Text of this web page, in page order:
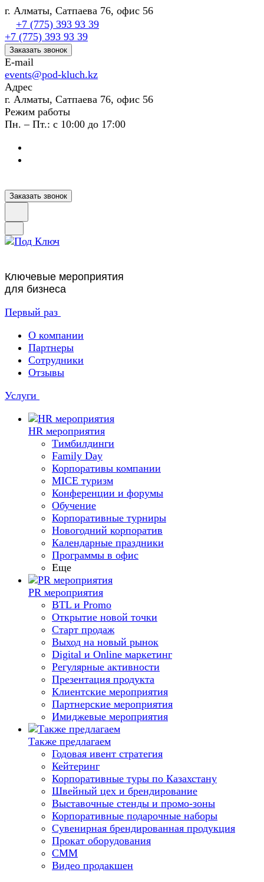
г. Алматы, Сатпаева 76, офис 56
+7 (775) 393 93 39
+7 (775) 393 93 39
Заказать звонок
E-mail
events@pod-kluch.kz
Адрес
г. Алматы, Сатпаева 76, офис 56
Режим работы
Пн. – Пт.: с 10:00 до 17:00
Заказать звонок
Ключевые мероприятия
для бизнеса
Первый раз
О компании
Партнеры
Сотрудники
Отзывы
Услуги
HR мероприятия
Тимбилдинги
Family Day
Корпоративы компании
MICE туризм
Конференции и форумы
Обучение
Корпоративные турниры
Новогодний корпоратив
Календарные праздники
Программы в офис
Еще
PR мероприятия
BTL и Promo
Открытие новой точки
Старт продаж
Выход на новый рынок
Digital и Online маркетинг
Регулярные активности
Презентация продукта
Клиентские мероприятия
Партнерские мероприятия
Имиджевые мероприятия
Также предлагаем
Годовая ивент стратегия
Кейтеринг
Корпоративные туры по Казахстану
Швейный цех и брендирование
Выставочные стенды и промо-зоны
Корпоративные подарочные наборы
Сувенирная брендированная продукция
Прокат оборудования
СММ
Видео продакшен